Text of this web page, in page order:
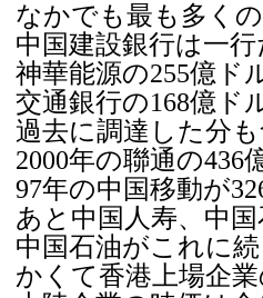
なかでも最も多く
中国建設銀行は一
神華能源の255億ド
交通銀行の168億ド
過去に調達した分
2000年の聯通の436
97年の中国移動が
あと中国人寿、中
中国石油がこれに
かくて香港上場企